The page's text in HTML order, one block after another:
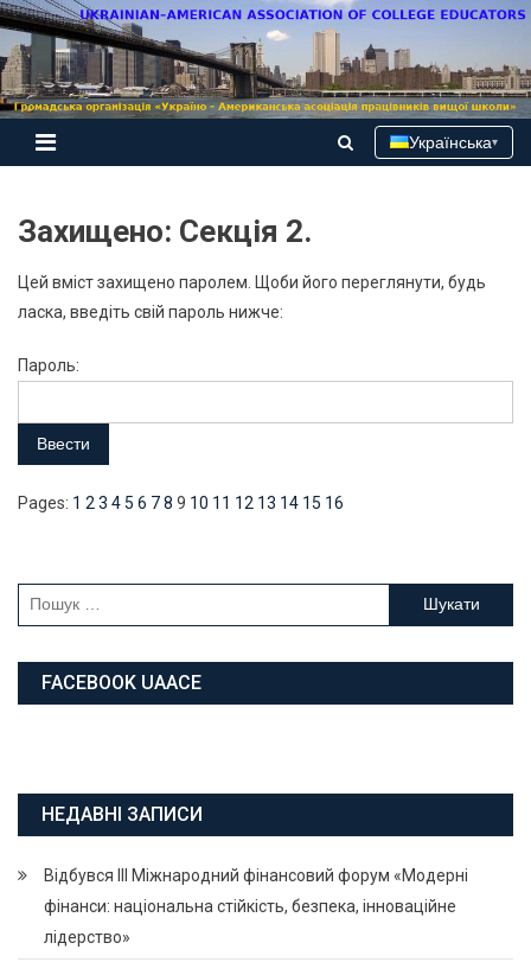
Skip
content
Українська▾
Захищено: Секція 2.
Цей вміст захищено паролем. Щоби його переглянути, будь
ласка, введіть свій пароль нижче:
Пароль:
Pages: 1 2 3 4 5 6 78 9 10 11 12 13 14 15 16
Пошук:
FACEBOOK UAACE
НЕДАВНІ ЗАПИСИ
Відбувся ІІІ Міжнародний фінансовий форум «Модерні
фінанси: національна стійкість, безпека, інноваційне
лідерство»